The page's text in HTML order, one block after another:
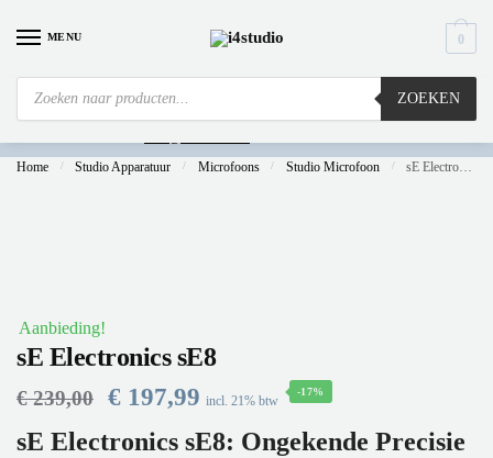
MENU
ZOEKEN
0
Home / Studio Apparatuur / Microfoons / Studio Microfoon / sE Electronics sE8
Aanbieding!
sE Electronics sE8
€239,00 € 197,99 incl. 21% btw
-17%
sE Electronics sE8: Ongekende Precisie